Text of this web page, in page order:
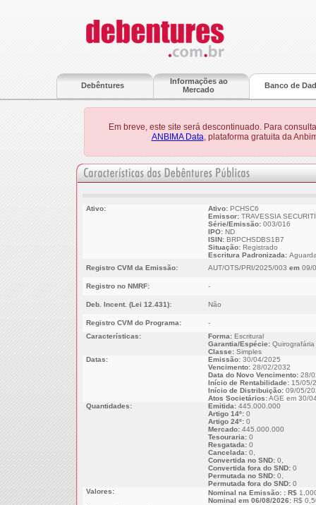
Debêntures
Informações ao
Mercado
Banco de
Em breve, este site será descontinuado. Para
ANBIMA Data, plataforma gratuita da
Ativo: Ativo:PCHSC6
Emissor:TRAVESSIA
Série/Emissão:003/016
IPO: ND
ISIN:BRPCHSDBS1B7
Situação:Registrado
Escritura Padronizada:
Registro CVM da Emissão:
AUT/OTS/PRI/2025/003 em09/
Registro no NMRF: -
Deb. Incent. (Lei 12.431): Não
Registro CVM do Programa:
-
Características:
Forma:Escritural
Garantia/Espécie:Quirografária
Classe:Simples
Datas:
Emissão:30/04/2025
Vencimento: 28/02/2032
Data do Novo Vencimento:28/
Início de Rentabilidade:15/05/
Início de Distribuição:09/05/
Atos Societários:AGE em 30/
Quantidades:
Emitida:445.000.000
Artigo 14º:0
Artigo 24º:0
Mercado:445.000.000
Tesouraria:0
Resgatada:0
Cancelada:0,
Convertida no SND:0,
Convertida fora do SND:0
Permutada no SND:0,
Permutada fora do SND:0
Valores:
Nominal na Emissão: : R$
Nominal em 06/08/2026:R$